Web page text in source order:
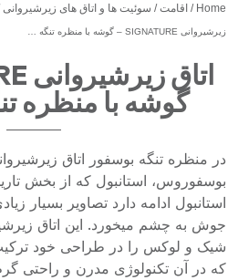
Home اقامت سوئیت ها و اتاق های زیرشیروانی
زیرشیروانی SIGNATURE – گوشه با منظره تنگه …
گوشه با منظره
در منظره تنگه بوسفور اتاق
بوسفوروس، استانبول که از بخش
استانبول ادامه دارد تصاویر بسیار
جوش به چشم میخورد. این اتاق
شیک و لوکس را در طراحی خود
که در آن تکنولوژی مدرن و راحتی